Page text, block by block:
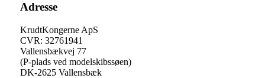
Adresse
KrudtKongerne ApS
CVR: 32761941
Vallensbækvej 77
(P-plads ved modelskibssøen)
DK-2625 Vallensbæk